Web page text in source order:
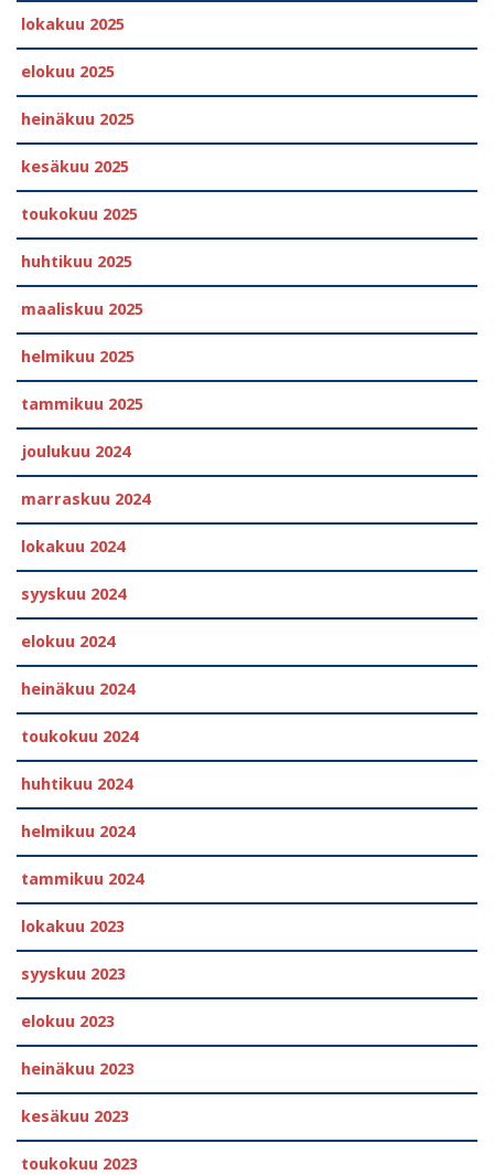
lokakuu 2025
elokuu 2025
heinäkuu 2025
kesäkuu 2025
toukokuu 2025
huhtikuu 2025
maaliskuu 2025
helmikuu 2025
tammikuu 2025
joulukuu 2024
marraskuu 2024
lokakuu 2024
syyskuu 2024
elokuu 2024
heinäkuu 2024
toukokuu 2024
huhtikuu 2024
helmikuu 2024
tammikuu 2024
lokakuu 2023
syyskuu 2023
elokuu 2023
heinäkuu 2023
kesäkuu 2023
toukokuu 2023